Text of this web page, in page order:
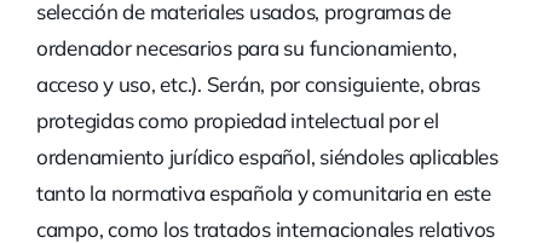
selección de materiales usados, programas de
ordenador necesarios para su funcionamiento,
acceso y uso, etc.). Serán, por consiguiente, obras
protegidas como propiedad intelectual por el
ordenamiento jurídico español, siéndoles aplicables
tanto la normativa española y comunitaria en este
campo, como los tratados internacionales relativos